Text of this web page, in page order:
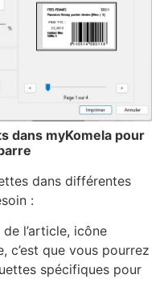
dans myKomela pour
dans différentes
:
l’article, icône
c’est que vous pourrez
spécifiques pour